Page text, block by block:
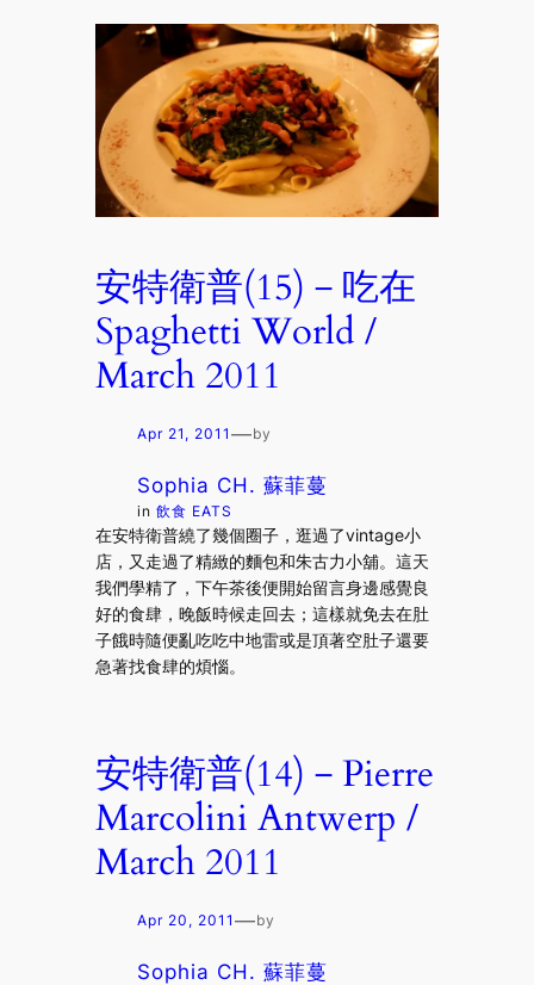
安特衛普(15)－吃在
Spaghetti World /
March 2011
Apr 21, 2011—by
Sophia CH. 蘇菲蔓
in飲食 EATS
在安特衛普繞了幾個圈子，逛過了vintage小
店，又走過了精緻的麵包和朱古力小舖。這天
我們學精了，下午茶後便開始留言身邊感覺良
好的食肆，晚飯時候走回去；這樣就免去在肚
子餓時隨便亂吃吃中地雷或是頂著空肚子還要
急著找食肆的煩惱。
安特衛普(14)－Pierre
Marcolini Antwerp /
March 2011
Apr 20, 2011—by
Sophia CH. 蘇菲蔓